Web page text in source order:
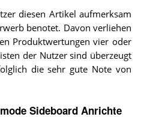
diesen Artikel aufmerksam
benotet. Davon verliehen
Produktwertungen vier oder
der Nutzer sind überzeugt
die sehr gute Note von
Sideboard Anrichte